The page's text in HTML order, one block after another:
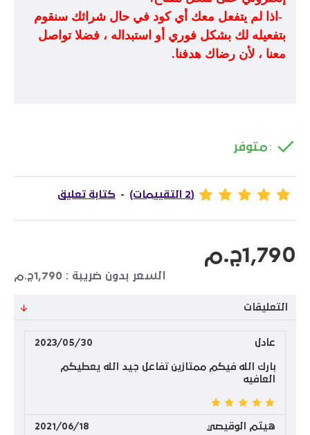
- اذا لم يتفعل معك أي كود في حال شرائك سنقوم
بتفعيله لك بشكل فوري أو استبداله ، فضلا تواصل
معنا ، لأن رضاك هدفنا.
: متوفر
(2 التقييمات) - كتابة تعليق
1,790ج.م
السعر بدون ضريبة : 1,790ج.م
التعليقات
عادل 2023/05/30
بارك الله فيكم ممتازين تفاعل جيد الله يعطيكم
العافيه
هيثم الوقيصي 2021/06/18